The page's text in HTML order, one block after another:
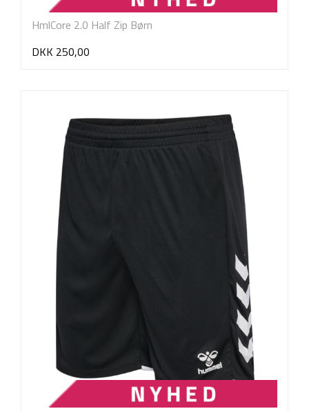
HmlCore 2.0 Half Zip Børn
DKK 250,00